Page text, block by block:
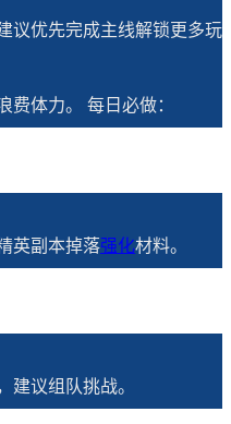
议优先完成主线解锁更多玩
费体力。 每日必做：
英副本掉落强化材料。
建议组队挑战。